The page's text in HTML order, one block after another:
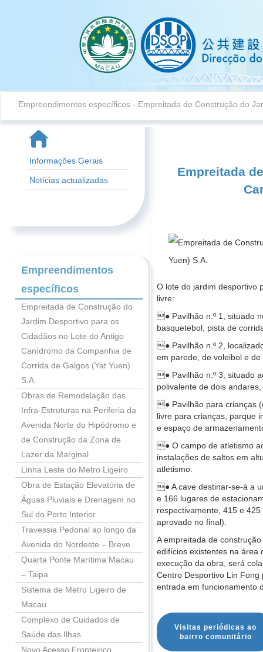
Empreendimentos específicos - Empreitada de Construção do
Informações Gerais
Notícias actualizadas
Empreendimentos
específicos
Empreitada de Construção do
Jardim Desportivo para os
Cidadãos no Lote do Antigo
Canídromo da Companhia de
Corrida de Galgos (Yat Yuen)
S.A.
Obras de Remodelação das
Infra-Estruturas na Periferia da
Avenida Norte do Hipódromo e
de Construção da Zona de
Lazer da Marginal
Linha Leste do Metro Ligeiro
Obra de Estação Elevatória de
Águas Pluviais e Drenagem no
Sul do Porto Interior
Travessia Pedonal ao longo da
Avenida do Nordeste – Breve
Quarta Ponte Marítima Macau
– Taipa
Sistema de Metro Ligeiro de
Macau
Complexo de Cuidados de
Saúde das Ilhas
Novo Acesso Fronteiriço
Empreitada
O lote do jardim desportivo
livre:
● Pavilhão n.º 1, situado
basquetebol, pista de
● Pavilhão n.º 2,
em parede, de voleibol e
● Pavilhão n.º 3, situado
polivalente de dois
● Pavilhão para crianças
livre para crianças, parque
e espaço de
● O campo de atletismo
instalações de saltos em
atletismo.
● A cave destinar-se-á a
e 166 lugares de
respectivamente, 415 e
aprovado no final).
A empreitada de
edifícios existentes na área
execução da obra, será
Centro Desportivo Lin
entrada em funcionamento
Visitas periódicas ao
bairro comunitário